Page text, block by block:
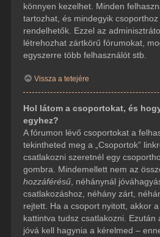
könnyen kezelhet. Minden
tartozhat, és mindegyik
rendelhetők. Ezzel az
létrehozhat zártkörű fórumokat,
egyszerre több felhasználót stb.
Vissza a tetejére
Hol látom a csoportokat, és
egyhez?
A fórumon lévő csoportokat a
tekintheted meg a „Csoportok”
csatlakozni szeretnél egy
gombra. Mindemellett nem az
hozzáférésű, néhánynál
csatlakozáshoz, néhány zárt,
rejtett. Ha a csoport nyitott, akkor
kattintva tudsz csatlakozni. Ezután
jóvá kell hagynia a kérelmed –